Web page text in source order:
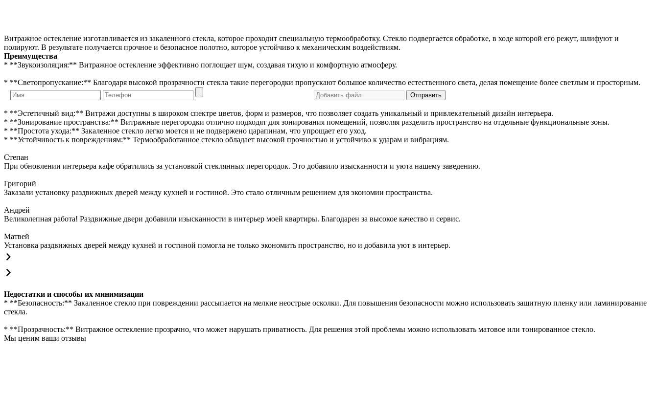
Витражное остекление изготавливается из закаленного стекла, которое проходит специальную термообработку. Стекло подвергается обработке, в ходе которой его режут, шлифуют и
полируют. В результате получается прочное и безопасное полотно, которое устойчиво к механическим воздействиям.
Преимущества
* **Звукоизоляция:** Витражное остекление эффективно поглощает шум, создавая тихую и комфортную атмосферу.
* **Светопропускание:** Благодаря высокой прозрачности стекла такие перегородки пропускают большое количество естественного света, делая помещение более светлым и просторным.
Отправить
* **Эстетичный вид:** Витражи доступны в широком спектре цветов, форм и размеров, что позволяет создать уникальный и привлекательный дизайн интерьера.
* **Зонирование пространства:** Витражные перегородки отлично подходят для зонирования помещений, позволяя разделить пространство на отдельные функциональные зоны.
* **Простота ухода:** Закаленное стекло легко моется и не подвержено царапинам, что упрощает его уход.
* **Устойчивость к повреждениям:** Термообработанное стекло обладает высокой прочностью и устойчиво к ударам и вибрациям.
Степан
При обновлении интерьера кафе обратились за установкой стеклянных перегородок. Это добавило изысканности и уюта нашему заведению.
Григорий
Заказали установку раздвижных дверей между кухней и гостиной. Это стало отличным решением для экономии пространства.
Андрей
Великолепная работа! Раздвижные двери добавили изысканности в интерьер моей квартиры. Благодарен за высокое качество и сервис.
Матвей
Установка раздвижных дверей между кухней и гостиной помогла не только экономить пространство, но и добавила уют в интерьер.
Недостатки и способы их минимизации
* **Безопасность:** Закаленное стекло при повреждении рассыпается на мелкие неострые осколки. Для повышения безопасности можно использовать защитную пленку или ламинирование
стекла.
* **Прозрачность:** Витражное остекление прозрачно, что может нарушать приватность. Для решения этой проблемы можно использовать матовое или тонированное стекло.
Мы ценим ваши отзывы